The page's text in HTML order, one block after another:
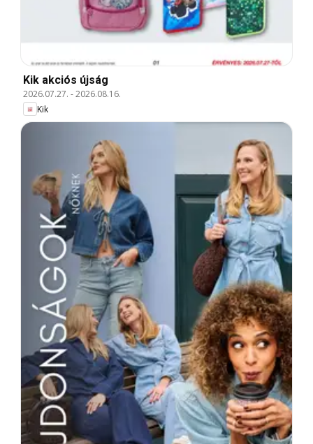
Kik akciós újság
2026.07.27. -2026.08.16.
Kik